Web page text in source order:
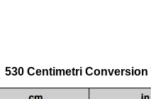
530 Centimetri Conversion